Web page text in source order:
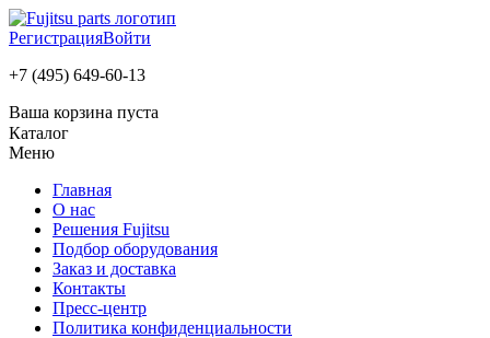
РегистрацияВойти
+7 (495) 649-60-13
Ваша корзина пуста
Каталог
Меню
Главная
О нас
Решения Fujitsu
Подбор оборудования
Заказ и доставка
Контакты
Пресс-центр
Политика конфиденциальности